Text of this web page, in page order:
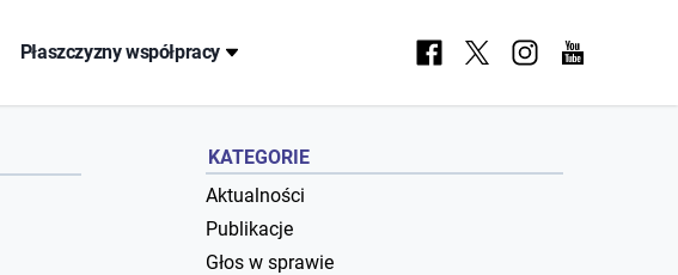
Płaszczyzny współpracy
KATEGORIE
Aktualności
Publikacje
Głos w sprawie